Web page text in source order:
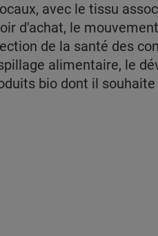
avec le tissu
d'achat, le
de la santé des
alimentaire, le
bio dont il